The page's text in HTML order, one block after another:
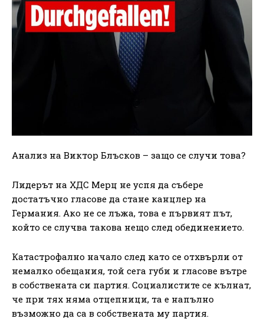
Анализ на Виктор Блъсков – защо се случи това?
Лидерът на ХДС Мерц не успя да събере
достатъчно гласове да стане канцлер на
Германия. Ако не се лъжа, това е първият път,
който се случва такова нещо след обединението.
Катастрофално начало след като се отхвърли от
немалко обещания, той сега губи и гласове вътре
в собствената си партия. Социалистите се кълнат,
че при тях няма отцепници, та е напълно
възможно да са в собствената му партия.